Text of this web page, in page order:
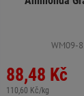
WM09-
88,48 Kč
110,60 Kč/kg